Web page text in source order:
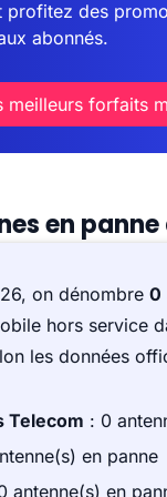
profitez des
abonnés.
meilleurs forfaits
en
on dénombre 0
hors service
les données
Telecom : 0
en panne
antenne(s) en